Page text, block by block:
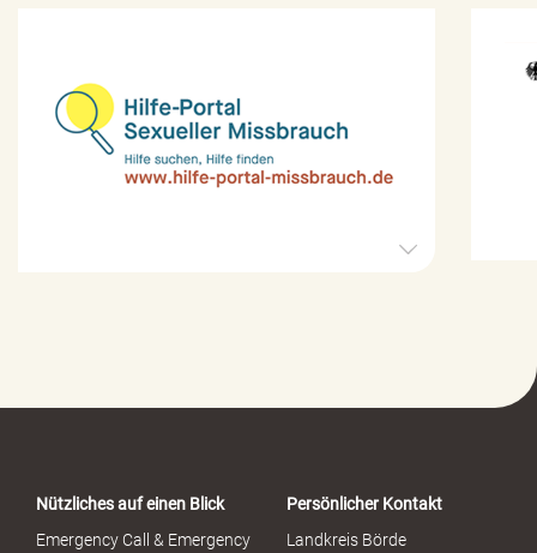
o
Nützliches auf einen Blick
Emergency Call & Emergency
Persönlicher Kontakt
Landkreis Börde